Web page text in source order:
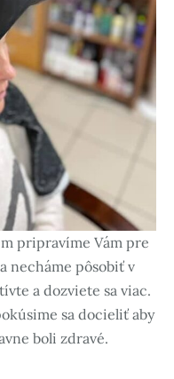
pripravíme Vám pre
necháme pôsobiť v
a dozviete sa viac.
sa docieliť aby
boli zdravé.